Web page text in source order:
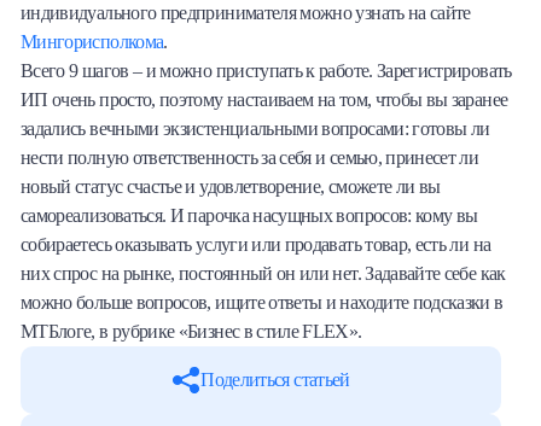
индивидуального предпринимателя можно узнать на сайте
Мингорисполкома.
Всего 9 шагов – и можно приступать к работе. Зарегистрировать
ИП очень просто, поэтому настаиваем на том, чтобы вы заранее
задались вечными экзистенциальными вопросами: готовы ли
нести полную ответственность за себя и семью, принесет ли
новый статус счастье и удовлетворение, сможете ли вы
самореализоваться. И парочка насущных вопросов: кому вы
собираетесь оказывать услуги или продавать товар, есть ли на
них спрос на рынке, постоянный он или нет. Задавайте себе как
можно больше вопросов, ищите ответы и находите подсказки в
МТБлоге, в рубрике «Бизнес в стиле FLEX».
Поделиться статьей